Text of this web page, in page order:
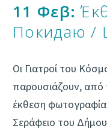
11 Φεβ:
Покидаю /
Οι Γιατροί του
παρουσιάζουν, από
έκθεση
Σεράφειο του